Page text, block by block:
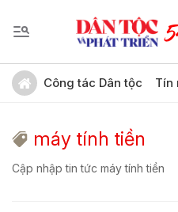
Công tác Dân tộc Tín
máy tính tiền
Cập nhập tin tức máy tính tiền